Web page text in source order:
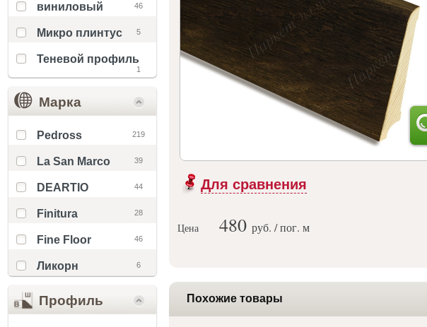
Для сравнения
Цена 480 руб. / пог. м
Похожие товары
виниловый 46
Микро плинтус 5
Теневой профиль
1
Марка
Pedross 219
La San Marco 39
DEARTIO 44
Finitura 28
Fine Floor 46
Ликорн 6
Профиль